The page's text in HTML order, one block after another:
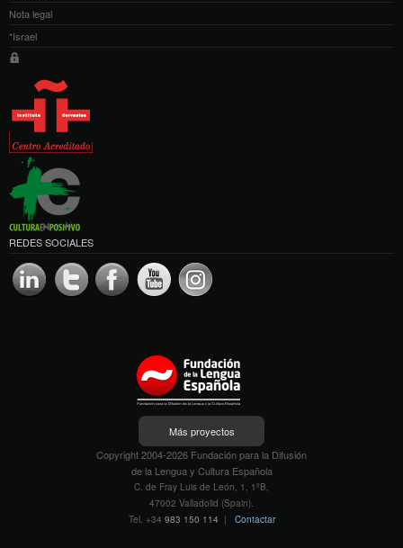
Nota legal
*Israel
REDES SOCIALES
Más proyectos
Copyright 2004-2026 Fundación para la Difusión
de la Lengua y Cultura Española
C. de Fray Luis de León, 1, 1ºB,
47002 Valladolid (Spain).
Tel. +34 983 150 114 | Contactar